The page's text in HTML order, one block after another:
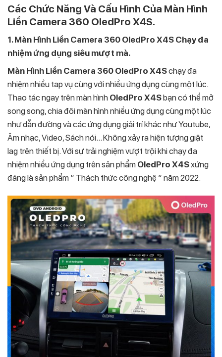
Các Chức Năng Và Cấu Hình Của Màn Hình
Liền Camera 360 OledPro X4S.
1. Màn Hình Liền Camera 360 OledPro X4S Chạy đa
nhiệm ứng dụng siêu mượt mà.
Màn Hình Liền Camera 360 OledPro X4Schạy đa
nhiệm nhiều tap vụ cùng với nhiều ứng dụng cùng một lúc.
Thao tác ngay trên màn hình OledPro X4Sbạn có thể mở
song song, chia đôi màn hình nhiều ứng dụng cùng một lúc
như dẫn đường và các ứng dụng giải trí khác như Youtube,
Âm nhạc, Video, Sách nói… Không xảy ra hiện tượng giật
lag trên thiết bị. Với sự trải nghiệm vượt trội khi chạy đa
nhiệm nhiều ứng dụng trên sản phẩm OledPro X4Sxứng
đáng là sản phẩm “ Thách thức công nghệ “ năm 2022.